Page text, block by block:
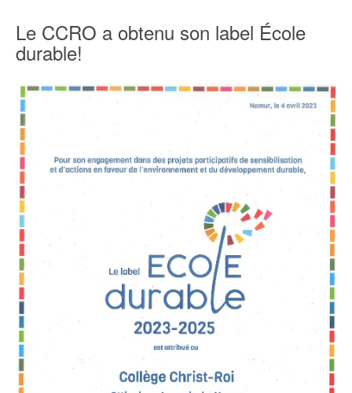
Le CCRO a obtenu son label École
durable!